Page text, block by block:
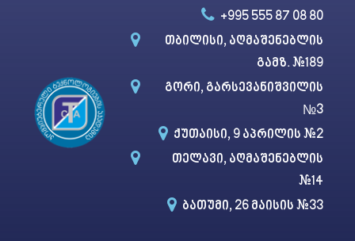
+995 555 87 08 80​
თბილისი, აღმაშენებლის
გამზ. #189
გორი, გარსევანიშვილის
№3​
ქუთაისი, 9 აპრილის #2
თელავი, აღმაშენებლის
#14
ბათუმი, 26 მაისის #33